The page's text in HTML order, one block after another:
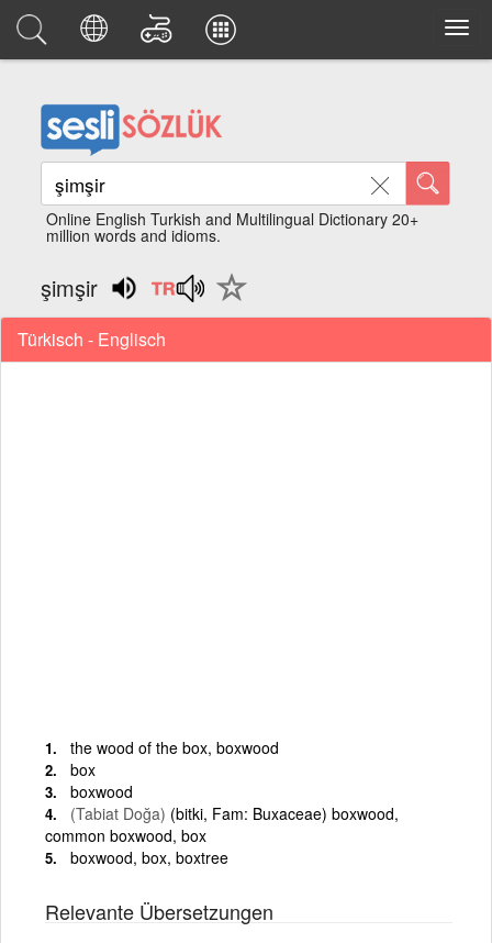
Online English Turkish and Multilingual Dictionary 20+
million words and idioms.
şimşir
Türkisch - Englisch
the wood of the box, boxwood
box
boxwood
(Tabiat Doğa) (bitki, Fam: Buxaceae) boxwood,
common boxwood, box
boxwood, box, boxtree
Relevante Übersetzungen